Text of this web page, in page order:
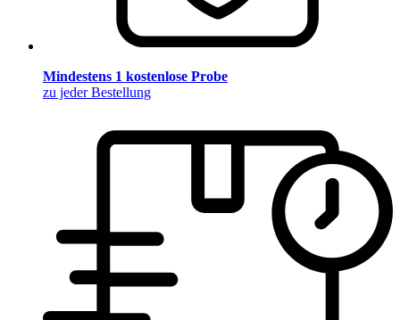
Mindestens 1 kostenlose Probe
zu jeder Bestellung